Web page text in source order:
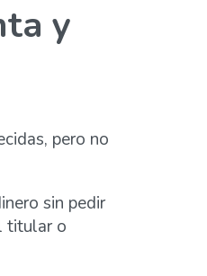
y
pero no
sin pedir
titular o